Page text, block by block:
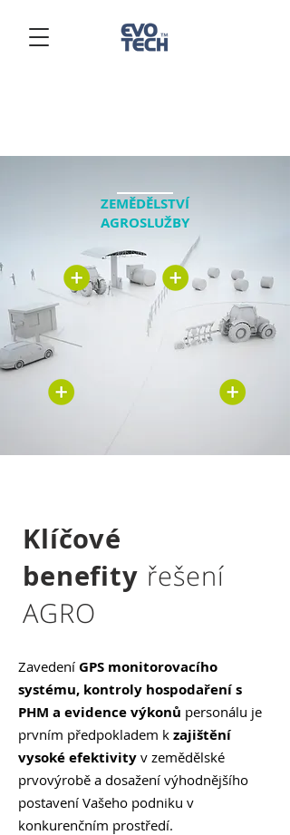
ZEMĚDĚLSTVÍ
AGROSLUŽBY
Klíčové
benefity řešení
AGRO
Zavedení GPS monitorovacího
systému, kontroly hospodaření s
PHM a evidence výkonů personálu je
prvním předpokladem k zajištění
vysoké efektivity v zemědělské
prvovýrobě a dosažení výhodnějšího
postavení Vašeho podniku v
konkurenčním prostředí.